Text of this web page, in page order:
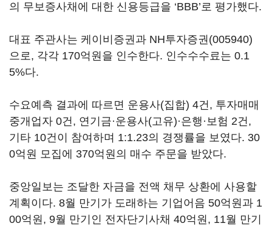
의 무보증사채에 대한 신용등급을 ‘BBB’로 평가했다.
대표 주관사는 케이비증권과 NH투자증권(005940)
으로, 각각 170억원을 인수한다. 인수수수료는 0.1
5%다.
수요예측 결과에 따르면 운용사(집합) 4건, 투자매매
중개업자 0건, 연기금·운용사(고유)·은행·보험 2건,
기타 10건이 참여하며 1:1.23의 경쟁률을 보였다. 30
0억원 모집에 370억원의 매수 주문을 받았다.
중앙일보는 조달한 자금을 전액 채무 상환에 사용할
계획이다. 8월 만기가 도래하는 기업어음 50억원과 1
00억원, 9월 만기인 전자단기사채 40억원, 11월 만기